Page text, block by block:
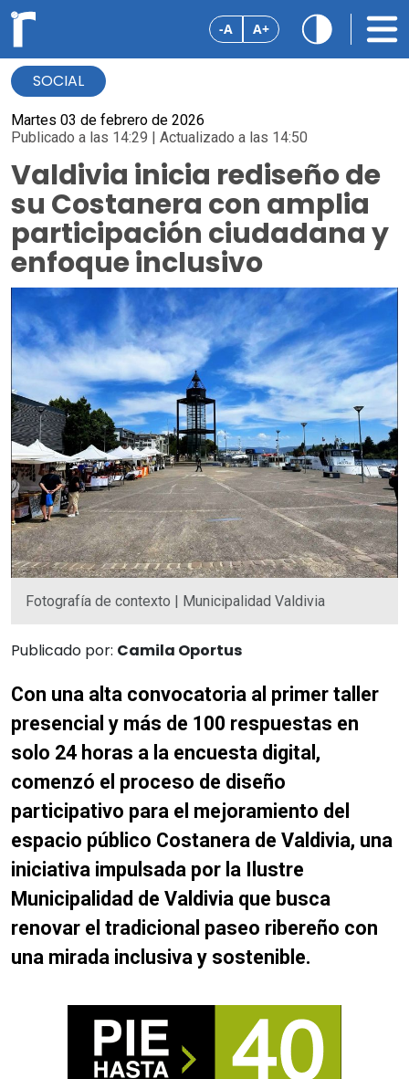
-A A+
SOCIAL
Martes 03 de febrero de 2026
Publicado a las 14:29 | Actualizado a las 14:50
Valdivia inicia rediseño de
su Costanera con amplia
participación ciudadana y
enfoque inclusivo
Fotografía de contexto | Municipalidad Valdivia
Publicado por: Camila Oportus
Con una alta convocatoria al primer taller
presencial y más de 100 respuestas en
solo 24 horas a la encuesta digital,
comenzó el proceso de diseño
participativo para el mejoramiento del
espacio público Costanera de Valdivia, una
iniciativa impulsada por la Ilustre
Municipalidad de Valdivia que busca
renovar el tradicional paseo ribereño con
una mirada inclusiva y sostenible.